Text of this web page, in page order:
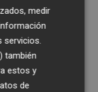
al mar
paralelas
medir
servicios.
también
estos y
de